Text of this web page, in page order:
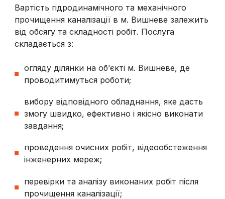
Вартість гідродинамічного та механічного
прочищення каналізації в м. Вишневе залежить
від обсягу та складності робіт. Послуга
складається з:
огляду ділянки на об’єкті м. Вишневе, де
проводитимуться роботи;
вибору відповідного обладнання, яке дасть
змогу швидко, ефективно і якісно виконати
завдання;
проведення очисних робіт, відеообстеження
інженерних мереж;
перевірки та аналізу виконаних робіт після
прочищення каналізації;